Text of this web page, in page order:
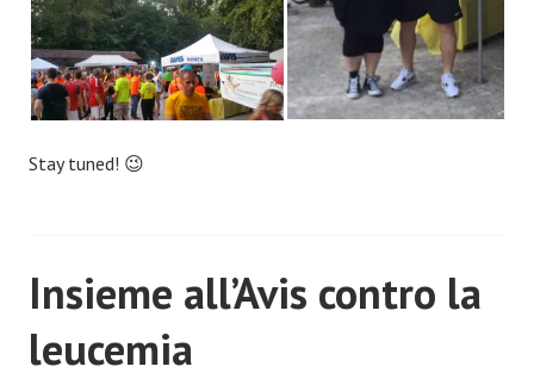
Stay tuned! 😉
Insieme all’Avis contro la
leucemia